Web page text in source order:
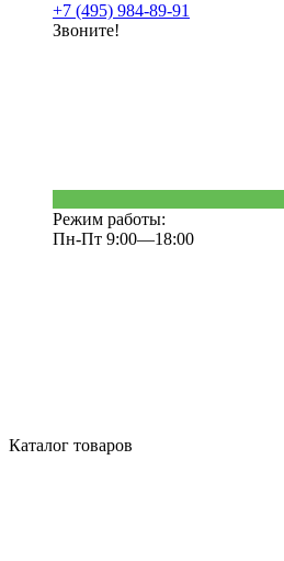
+7 (495) 984-89-91
Звоните!
Режим работы:
Пн-Пт 9:00—18:00
Каталог товаров